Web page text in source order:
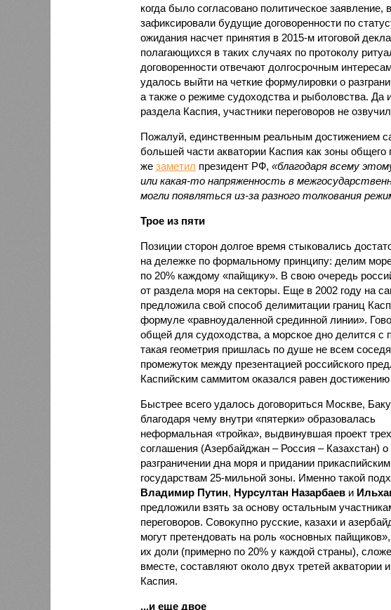
когда было согласовано политическое заявление,
зафиксировали будущие договоренности по
ожидания насчет принятия в 2015-м итоговой
полагающихся в таких случаях по протоколу
договоренности отвечают долгосрочным
удалось выйти на четкие формулировки о
а также о режиме судоходства и рыболовства. Да
раздела Каспия, участники переговоров не
Пожалуй, единственным реальным достижением
большей части акватории Каспия как зоны общего
же заметил президент РФ, «благодаря всему
или какая-то напряженность в
могли появляться из-за разного толкования
Трое из пяти
Позиции сторон долгое время стыковались
на дележке по формальному принципу: делим
по 20% каждому «пайщику». В свою очередь
от раздела моря на секторы. Еще в 2002 году на
предложила свой способ делимитации границ
формуле «равноудаленной срединной линии».
общей для судоходства, а морское дно делится
такая геометрия пришлась по душе не всем
промежуток между презентацией российского
Каспийским саммитом оказался равен
Быстрее всего удалось договориться Москве,
благодаря чему внутри «пятерки» образовалась
неформальная «тройка», выдвинувшая проект
соглашения (Азербайджан – Россия – Казахстан) о
разграничении дна моря и придании прикаспийским
государствам 25-мильной зоны. Именно такой
Владимир Путин, Нурсултан Назарбаеви
предложили взять за основу остальным
переговоров. Совокупно русские, казахи и
могут претендовать на роль «основных
их доли (примерно по 20% у каждой страны),
вместе, составляют около двух третей акватории
Каспия.
...и еще двое